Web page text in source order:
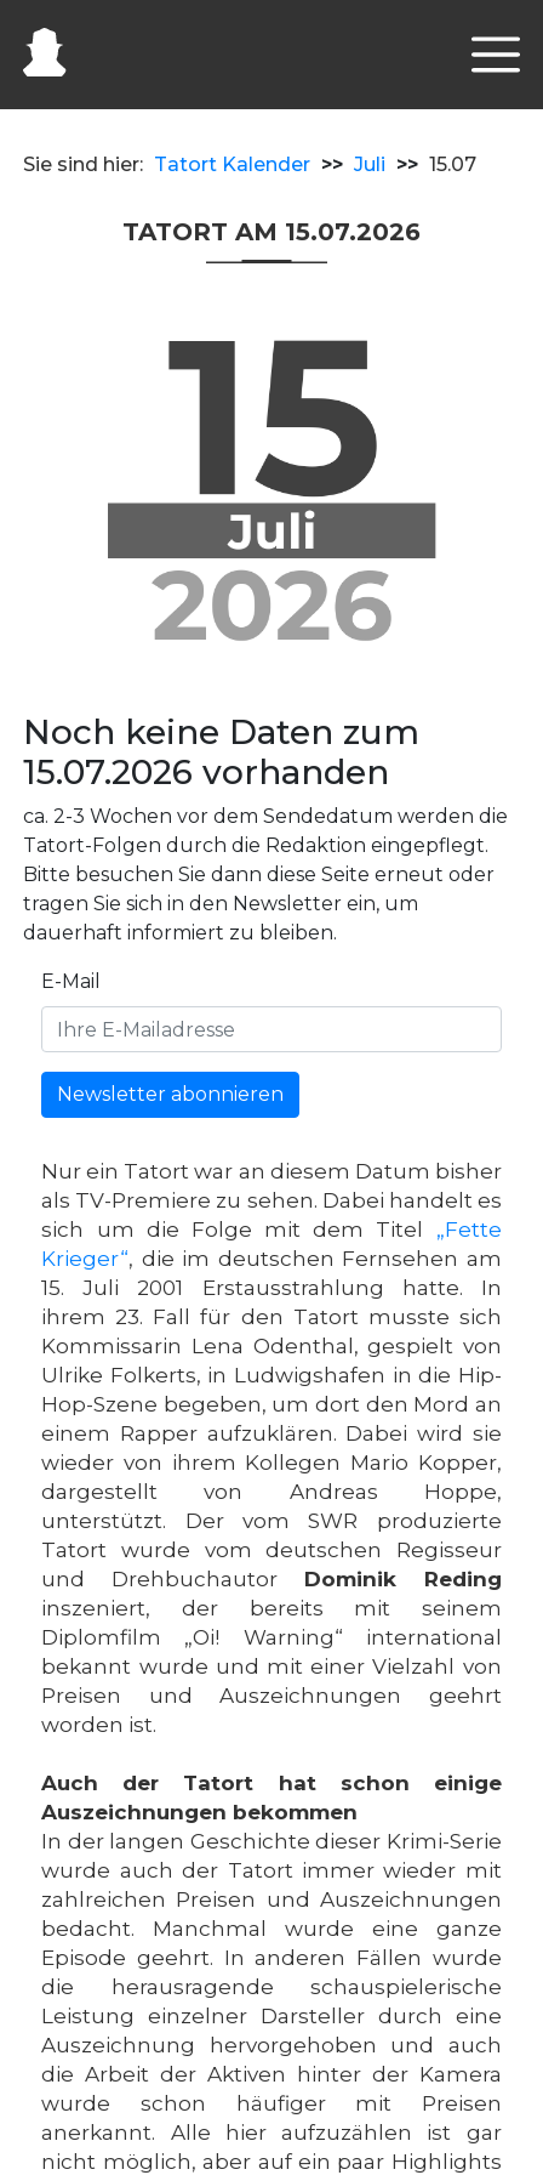
Sie sind hier: Tatort Kalender >> Juli >> 15.07
TATORT AM 15.07.2026
Noch keine Daten zum
15.07.2026 vorhanden
ca. 2-3 Wochen vor dem Sendedatum werden die
Tatort-Folgen durch die Redaktion eingepflegt.
Bitte besuchen Sie dann diese Seite erneut oder
tragen Sie sich in den Newsletter ein, um
dauerhaft informiert zu bleiben.
E-Mail
Newsletter abonnieren
Nur ein Tatort war an diesem Datum bisher
als TV-Premiere zu sehen. Dabei handelt es
sich um die Folge mit dem Titel „Fette
Krieger“, die im deutschen Fernsehen am
15. Juli 2001 Erstausstrahlung hatte. In
ihrem 23. Fall für den Tatort musste sich
Kommissarin Lena Odenthal, gespielt von
Ulrike Folkerts, in Ludwigshafen in die Hip-
Hop-Szene begeben, um dort den Mord an
einem Rapper aufzuklären. Dabei wird sie
wieder von ihrem Kollegen Mario Kopper,
dargestellt von Andreas Hoppe,
unterstützt. Der vom SWR produzierte
Tatort wurde vom deutschen Regisseur
und Drehbuchautor Dominik Reding
inszeniert, der bereits mit seinem
Diplomfilm „Oi! Warning“ international
bekannt wurde und mit einer Vielzahl von
Preisen und Auszeichnungen geehrt
worden ist.
Auch der Tatort hat schon einige
Auszeichnungen bekommen
In der langen Geschichte dieser Krimi-Serie
wurde auch der Tatort immer wieder mit
zahlreichen Preisen und Auszeichnungen
bedacht. Manchmal wurde eine ganze
Episode geehrt. In anderen Fällen wurde
die herausragende schauspielerische
Leistung einzelner Darsteller durch eine
Auszeichnung hervorgehoben und auch
die Arbeit der Aktiven hinter der Kamera
wurde schon häufiger mit Preisen
anerkannt. Alle hier aufzuzählen ist gar
nicht möglich, aber auf ein paar Highlights